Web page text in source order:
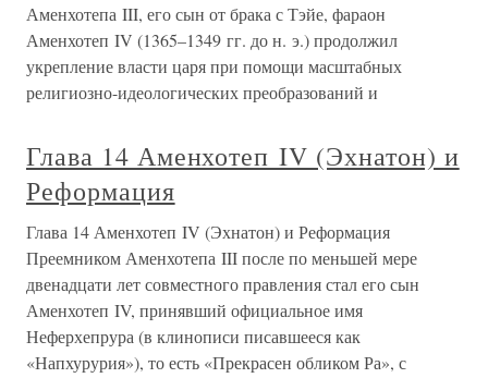
Аменхотепа III, его сын от брака с Тэйе, фараон
Аменхотеп IV (1365–1349 гг. до н. э.) продолжил
укрепление власти царя при помощи масштабных
религиозно-идеологических преобразований и
Глава 14 Аменхотеп IV (Эхнатон) и
Реформация
Глава 14 Аменхотеп IV (Эхнатон) и Реформация
Преемником Аменхотепа III после по меньшей мере
двенадцати лет совместного правления стал его сын
Аменхотеп IV, принявший официальное имя
Неферхепрура (в клинописи писавшееся как
«Напхурурия»), то есть «Прекрасен обликом Ра», с